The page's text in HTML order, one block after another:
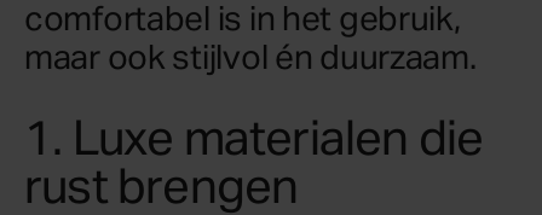
comfortabel is in het gebruik,
maar ook stijlvol én duurzaam.
1. Luxe materialen die
rust brengen